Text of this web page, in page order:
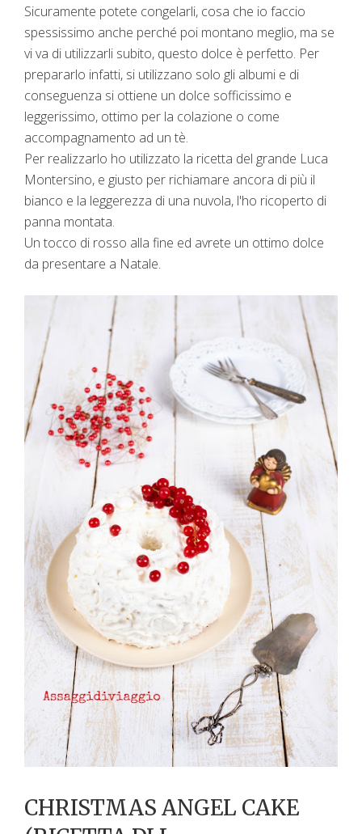
Sicuramente potete congelarli, cosa che io faccio
spessissimo anche perché poi montano meglio, ma se
vi va di utilizzarli subito, questo dolce è perfetto. Per
prepararlo infatti, si utilizzano solo gli albumi e di
conseguenza si ottiene un dolce sofficissimo e
leggerissimo, ottimo per la colazione o come
accompagnamento ad un tè.
Per realizzarlo ho utilizzato la ricetta del grande Luca
Montersino, e giusto per richiamare ancora di più il
bianco e la leggerezza di una nuvola, l'ho ricoperto di
panna montata.
Un tocco di rosso alla fine ed avrete un ottimo dolce
da presentare a Natale.
CHRISTMAS ANGEL CAKE